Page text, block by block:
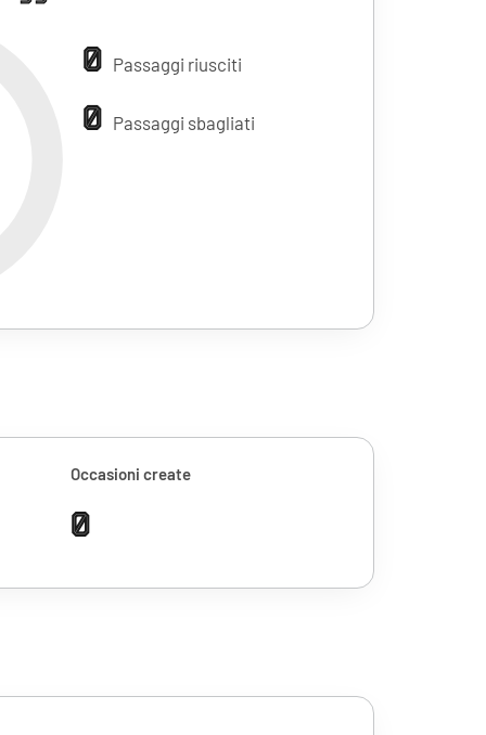
0 Passaggi riusciti
0 Passaggi sbagliati
Occasioni create
0